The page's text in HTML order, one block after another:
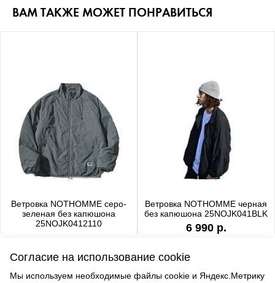
ВАМ ТАКЖЕ МОЖЕТ ПОНРАВИТЬСЯ
Ветровка NOTHOMME серо-
зеленая без капюшона
25NOJK0412110
Ветровка NOTHOMME черная
без капюшона 25NOJK041BLK
6 990 р.
Согласие на использование cookie
Мы используем необходимые файлы cookie и Яндекс.Метрику